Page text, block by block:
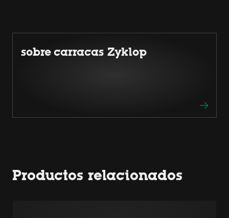
sobre carracas Zyklop
Productos relacionados